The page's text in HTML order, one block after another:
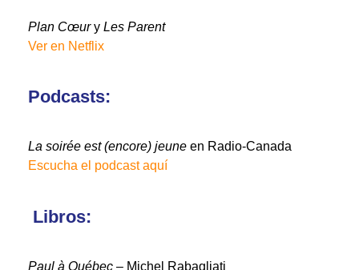
Plan Cœury Les Parent
Ver en Netflix
Podcasts:
La soirée est (encore) jeune en Radio-Canada
Escucha el podcast aquí
Libros:
Paul à Québec – Michel Rabagliati